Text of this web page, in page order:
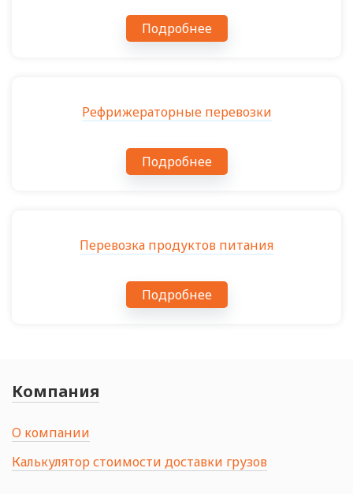
Подробнее
Рефрижераторные перевозки
Подробнее
Перевозка продуктов питания
Подробнее
Компания
О компании
Калькулятор стоимости доставки грузов